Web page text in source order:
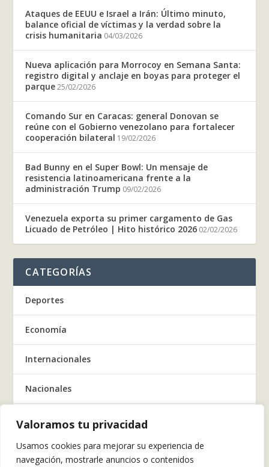
Valoramos tu privacidad
Usamos cookies para mejorar su experiencia de
navegación, mostrarle anuncios o contenidos
Ataques de EEUU e Israel a Irán: Último minuto,
balance oficial de víctimas y la verdad sobre la
crisis humanitaria 04/03/2026
Nueva aplicación para Morrocoy en Semana Santa:
registro digital y anclaje en boyas para proteger el
parque 25/02/2026
Comando Sur en Caracas: general Donovan se
reúne con el Gobierno venezolano para fortalecer
cooperación bilateral 19/02/2026
Bad Bunny en el Super Bowl: Un mensaje de
resistencia latinoamericana frente a la
administración Trump 09/02/2026
Venezuela exporta su primer cargamento de Gas
Licuado de Petróleo | Hito histórico 2026 02/02/2026
CATEGORÍAS
Deportes
Economía
Internacionales
Nacionales
Regionales
Salud